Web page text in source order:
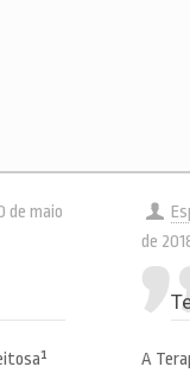
de maio
de
A